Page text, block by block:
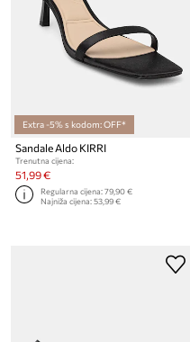
Extra -5% s kodom: OFF*
Sandale Aldo KIRRI
Trenutna cijena:
51,99 €
Regularna cijena:79,90 €
Najniža cijena:53,99 €